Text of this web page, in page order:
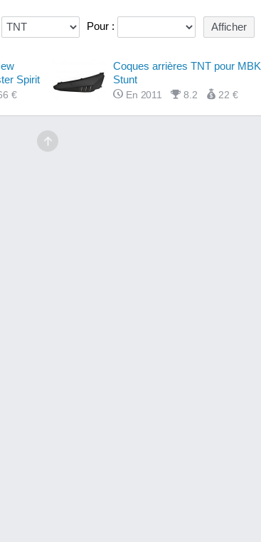
Pour :
Spirit
€
Coques arrières TNT pour MBK
Stunt
En 2011 8.2 22 €